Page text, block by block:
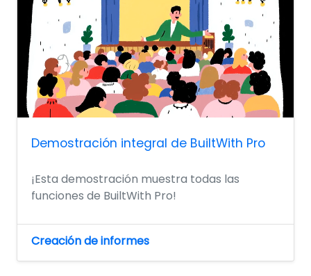
Demostración integral de BuiltWith Pro
¡Esta demostración muestra todas las
funciones de BuiltWith Pro!
Creación de informes